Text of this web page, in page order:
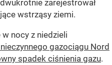
zarejestrował
wstrząsy ziemi.
nocy z niedzieli
gazociągu Nord
spadek ciśnienia gazu.